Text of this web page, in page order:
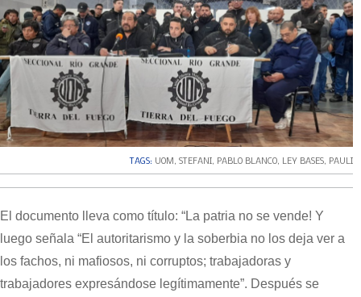
TAGS: UOM , STEFANI, PABLO BLANCO, LEY BASES, PAULI
El documento lleva como título: “La patria no se vende! Y
luego señala “El autoritarismo y la soberbia no los deja ver a
los fachos, ni mafiosos, ni corruptos; trabajadoras y
trabajadores expresándose legítimamente”. Después se